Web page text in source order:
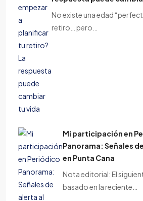
No existe una edad
retiro… pero…
Mi participación en
Panorama: Señales
en Punta Cana
Nota editorial: El
basado en la reciente…